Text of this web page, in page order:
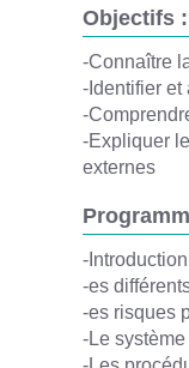
Objectifs :
-Connaître
-Identifier et
-
-Expliquer
externes
-
-es
-es risques
-Le